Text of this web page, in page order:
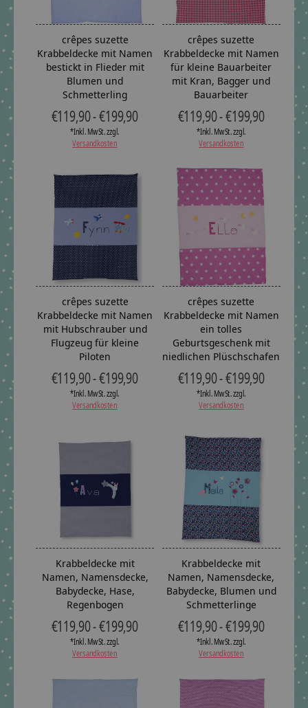
crêpes suzette
Krabbeldecke mit Namen
bestickt in Flieder mit
Blumen und
Schmetterling
€119,90 - €199,90
*Inkl. MwSt. zzgl.
Versandkosten
crêpes suzette
Krabbeldecke mit Namen
für kleine Bauarbeiter
mit Kran, Bagger und
Bauarbeiter
€119,90 - €199,90
*Inkl. MwSt. zzgl.
Versandkosten
crêpes suzette
Krabbeldecke mit Namen
mit Hubschrauber und
Flugzeug für kleine
Piloten
€119,90 - €199,90
*Inkl. MwSt. zzgl.
Versandkosten
crêpes suzette
Krabbeldecke mit Namen
ein tolles
Geburtsgeschenk mit
niedlichen Plüschschafen
€119,90 - €199,90
*Inkl. MwSt. zzgl.
Versandkosten
Krabbeldecke mit
Namen, Namensdecke,
Babydecke, Hase,
Regenbogen
€119,90 - €199,90
*Inkl. MwSt. zzgl.
Versandkosten
Krabbeldecke mit
Namen, Namensdecke,
Babydecke, Blumen und
Schmetterlinge
€119,90 - €199,90
*Inkl. MwSt. zzgl.
Versandkosten